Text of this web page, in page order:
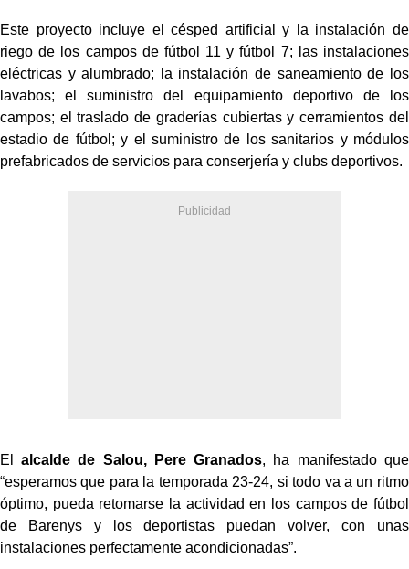
Este proyecto incluye el césped artificial y la instalación de
riego de los campos de fútbol 11 y fútbol 7; las instalaciones
eléctricas y alumbrado; la instalación de saneamiento de los
lavabos; el suministro del equipamiento deportivo de los
campos; el traslado de graderías cubiertas y cerramientos del
estadio de fútbol; y el suministro de los sanitarios y módulos
prefabricados de servicios para conserjería y clubs deportivos.
Elalcalde de Salou, Pere Granados, ha manifestado que
“esperamos que para la temporada 23-24, si todo va a un ritmo
óptimo, pueda retomarse la actividad en los campos de fútbol
de Barenys y los deportistas puedan volver, con unas
instalaciones perfectamente acondicionadas”.